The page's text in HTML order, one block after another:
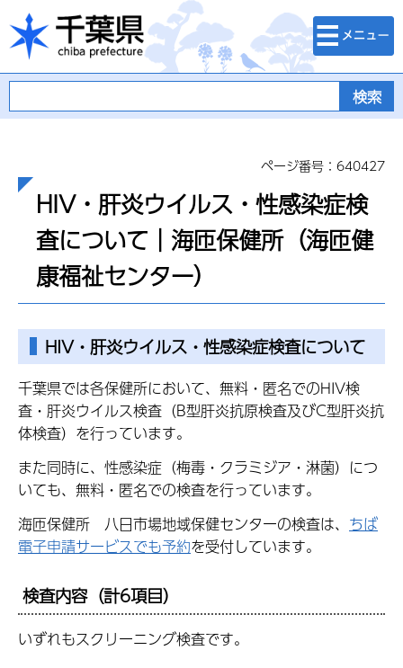
千葉県
検索・メニュ
ー
ページ番号：640427
HIV・肝炎ウイルス・性感染症検
査について｜海匝保健所（海匝健
康福祉センター）
HIV・肝炎ウイルス・性感染症検査について
千葉県では各保健所において、無料・匿名でのHIV検
査・肝炎ウイルス検査（B型肝炎抗原検査及びC型肝炎抗
体検査）を行っています。
また同時に、性感染症（梅毒・クラミジア・淋菌）につ
いても、無料・匿名での検査を行っています。
海匝保健所 八日市場地域保健センターの検査は、 ちば
電子申請サービスでも予約を受付しています。
検査内容（計6項目）
いずれもスクリーニング検査です。